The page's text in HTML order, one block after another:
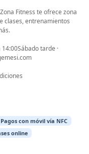
Fitness te ofrece zona
clases, entrenamientos
14:00Sábado tarde ·
Pagos con móvil vía NFC
online